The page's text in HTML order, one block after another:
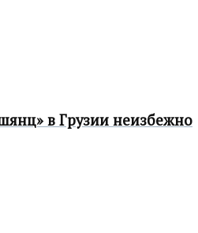
в Грузии неизбежно